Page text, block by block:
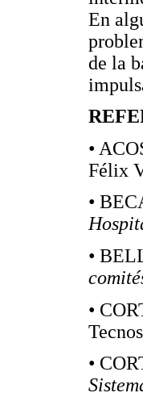
En
de la
•
Félix
•
•
•
•